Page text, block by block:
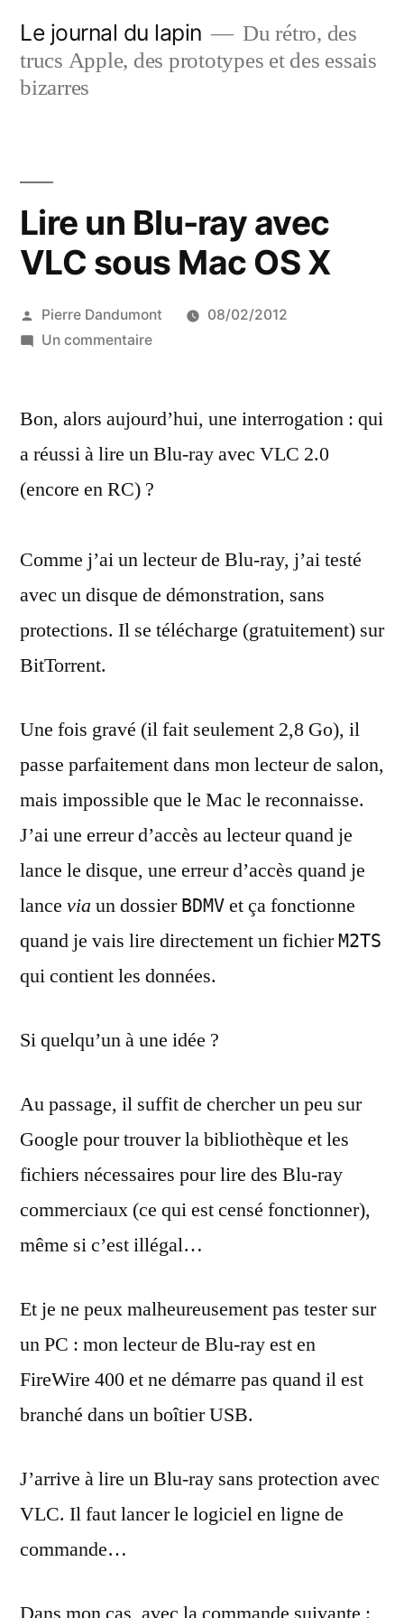
contenu
Le journal du lapin
Du rétro, des
trucs Apple, des prototypes et des essais
bizarres
Lire un Blu-ray avec
VLC sous Mac OS X
Publié
par
Pierre Dandumont
08/02/2012
Un commentairesur
Blu-
avec
VLC
OS
X
Bon, alors aujourd’hui, une interrogation : qui
a réussi à lire un Blu-ray avec VLC 2.0
(encore en RC) ?
Comme j’ai un lecteur de Blu-ray, j’ai testé
avec un disque de démonstration, sans
protections. Il se télécharge (gratuitement) sur
BitTorrent.
Une fois gravé (il fait seulement 2,8 Go), il
passe parfaitement dans mon lecteur de salon,
mais impossible que le Mac le reconnaisse.
J’ai une erreur d’accès au lecteur quand je
lance le disque, une erreur d’accès quand je
lance via un dossier BDMV et ça fonctionne
quand je vais lire directement un fichier M2TS
qui contient les données.
Si quelqu’un à une idée ?
Au passage, il suffit de chercher un peu sur
Google pour trouver la bibliothèque et les
fichiers nécessaires pour lire des Blu-ray
commerciaux (ce qui est censé fonctionner),
même si c’est illégal…
Et je ne peux malheureusement pas tester sur
un PC : mon lecteur de Blu-ray est en
FireWire 400 et ne démarre pas quand il est
branché dans un boîtier USB.
J’arrive à lire un Blu-ray sans protection avec
VLC. Il faut lancer le logiciel en ligne de
commande…